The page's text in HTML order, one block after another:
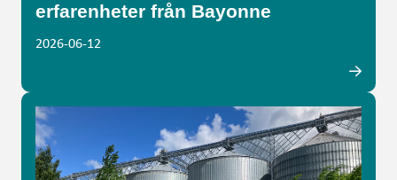
erfarenheter från Bayonne
2026-06-12